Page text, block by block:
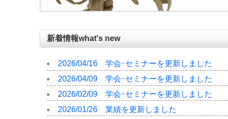
新着情報what's new
2026/04/16 学会･セミナーを更新しました
2026/04/09 学会･セミナーを更新しました
2026/02/09 学会･セミナーを更新しました
2026/01/26 業績を更新しました